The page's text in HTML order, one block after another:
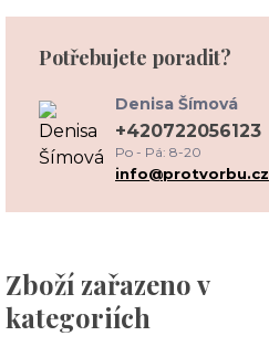
Zboží zařazeno v
kategoriích
Potřebujete poradit?
Denisa Šímová
+420722056123
Po - Pá: 8-20
info@protvorbu.cz